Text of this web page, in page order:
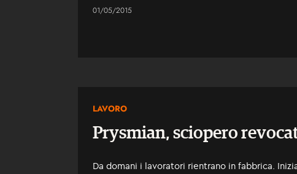
01/05/2015
LAVORO
Prysmian, sciopero
Da domani i lavoratori rientrano in fabbrica.